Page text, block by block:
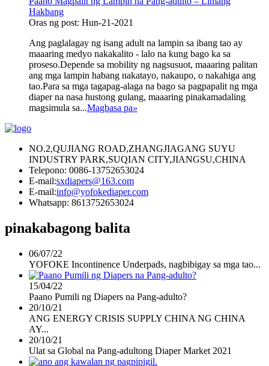
Hakbang
Oras ng post: Hun-21-2021
Ang paglalagay ng isang adult na lampin sa ibang tao ay
maaaring medyo nakakalito - lalo na kung bago ka sa
proseso.Depende sa mobility ng nagsusuot, maaaring palitan
ang mga lampin habang nakatayo, nakaupo, o nakahiga ang
tao.Para sa mga tagapag-alaga na bago sa pagpapalit ng mga
diaper na nasa hustong gulang, maaaring pinakamadaling
magsimula sa...Magbasa pa»
NO.2,QUJIANG ROAD,ZHANGJIAGANG SUYU
INDUSTRY PARK,SUQIAN CITY,JIANGSU,CHINA
Telepono: 0086-13752653024
E-mail:sxdiapers@163.com
E-mail:info@yofokediaper.com
Whatsapp: 8613752653024
pinakabagong balita
06/07/22
YOFOKE Incontinence Underpads, nagbibigay sa mga tao...
15/04/22
Paano Pumili ng Diapers na Pang-adulto?
20/10/21
ANG ENERGY CRISIS SUPPLY CHINA NG CHINA
AY...
20/10/21
Ulat sa Global na Pang-adultong Diaper Market 2021